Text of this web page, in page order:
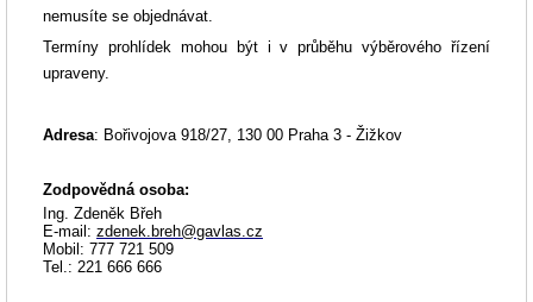
nemusíte se objednávat.
Termíny prohlídek mohou být i v průběhu výběrového řízení
upraveny.
Adresa: Bořivojova 918/27, 130 00 Praha 3 - Žižkov
Zodpovědná osoba:
Ing. Zdeněk Břeh
E-mail: zdenek.breh@gavlas.cz
Mobil: 777 721 509
Tel.: 221 666 666